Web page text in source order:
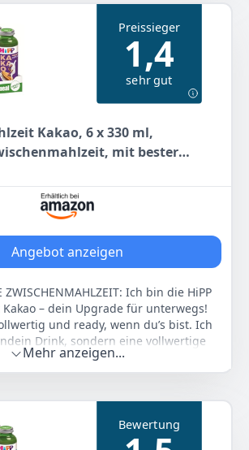
BEBA hat über 155
im Bereich der Muttermilchforschung
Herstellung von BEBA 1 nutzen wir
erneuerbaren Energien - Löffel und
bereits zu 66% aus nachwachsenden
Hersteller Gewicht
11970 €
Anzeigen
Preissieger
1,4
sehr gut
Kakao, 6 x 330 ml,
mit bester
Kakaopulver, 23 Vitaminen &
High Protein, glutenfrei
Angebot anzeigen
ZWISCHENMAHLZEIT: Ich bin die HiPP
– dein Upgrade für unterwegs!
und ready, wenn du’s bist. Ich
Drink, sondern eine vollwertige
In meiner Glasflasche steckt
GESCHMACK: Mein Geschmack?
Mehr anzeigen...
Bewertung